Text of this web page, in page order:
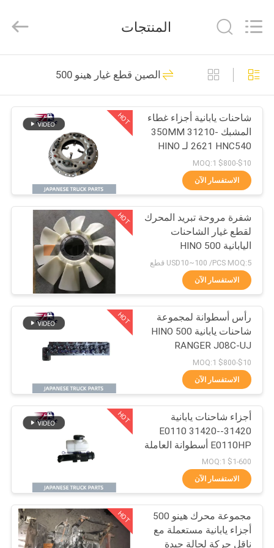
الصفحة
الرئيسية
منتجات
معلومات
جولة
المعمل
مراقبة
الجودة
اتصل
أخبار
اطلب
اقتباس
خريطة
Technology
Rights
قطع غيار الشاحنات
اليابانية
190
قطع غيار الشاحنات ما
بعد البيع
58
قطع غيار الشاحنات
32
قطع غيار هينو 700
130
المنتجات
الصين قطع غيار هينو 500
HOT
شاحنات يابانية أجزاء غطاء
المشبك 350MM 31210-
2621 HNC540 لـ HINO
500 RANGER شاحنة
J08C J08CT للبيع
$10-$800 MOQ:1
الاستفسار الآن
HOT
شفرة مروحة تبريد المحرك
لقطع غيار الشاحنات
اليابانية HINO 500
RANGER J08E EURO 4
10 شفرات
USD10~100 /PCS MOQ:5 قطع
الاستفسار الآن
HOT
رأس أسطوانة لمجموعة
شاحنات يابانية HINO 500
RANGER J08C-UJ
J08CT OEM 11101-
E0541
$10-$800 MOQ:1
الاستفسار الآن
HOT
أجزاء شاحنات يابانية
31420-E0110 31420-
E0110HP أسطوانة العاملة
للمشبك لـ HINO 500 J08E
$1-600 MOQ:1
الاستفسار الآن
HOT
مجموعة محرك هينو 500
أجزاء يابانية مستعملة مع
ناقل حركة لحالة جيدة